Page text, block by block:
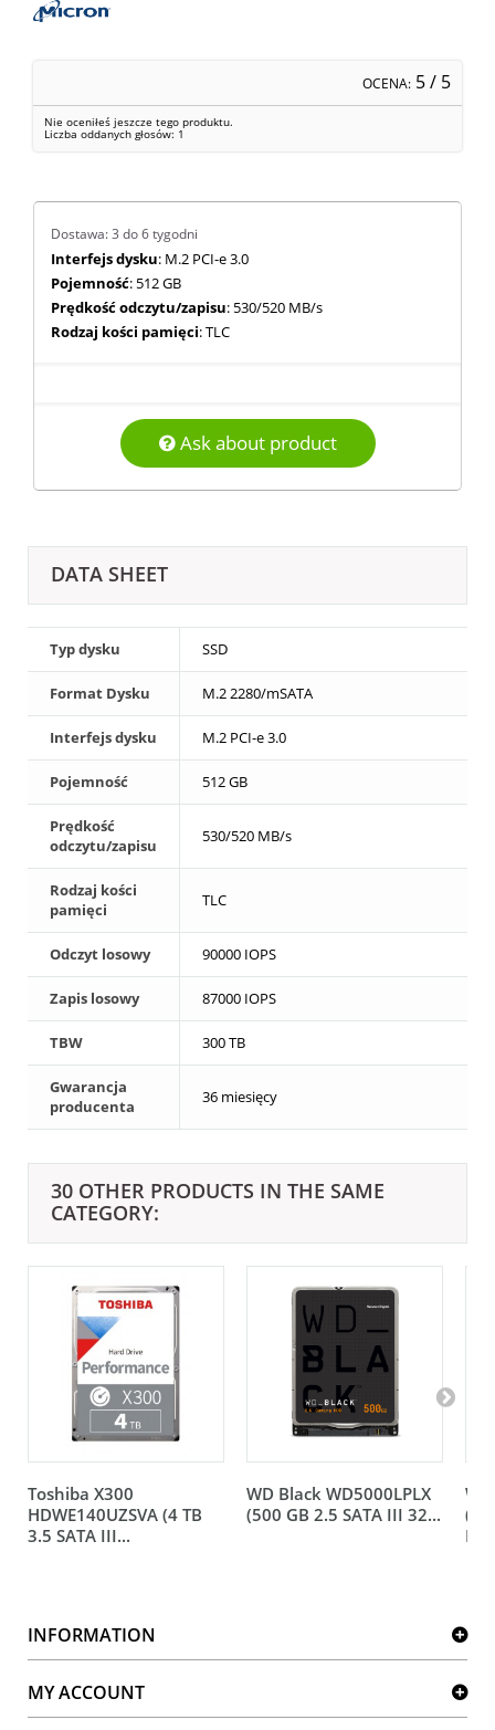
OCENA: 5/ 5
Nie oceniłeś jeszcze tego produktu.
Liczba oddanych głosów: 1
Dostawa: 3 do 6 tygodni
Interfejs dysku: M.2 PCI-e 3.0
Pojemność: 512 GB
Prędkość odczytu/zapisu: 530/520 MB/s
Rodzaj kości pamięci: TLC
Ask about product
DATA SHEET
Typ dysku SSD
Format Dysku M.2 2280/mSATA
Interfejs dysku M.2 PCI-e 3.0
Pojemność 512 GB
Prędkość
odczytu/zapisu
530/520 MB/s
Rodzaj kości
pamięci
TLC
Odczyt losowy 90000 IOPS
Zapis losowy 87000 IOPS
TBW 300 TB
Gwarancja
producenta
36 miesięcy
30 OTHER PRODUCTS IN THE SAME
CATEGORY:
Toshiba X300
HDWE140UZSVA (4 TB
3.5 SATA III...
WD Black WD5000LPLX
(500 GB 2.5 SATA III 32...
(2
INFORMATION
MY ACCOUNT